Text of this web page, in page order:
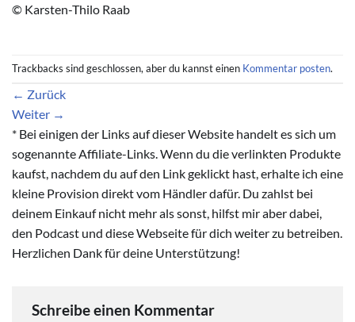
© Karsten-Thilo Raab
Trackbacks sind geschlossen, aber du kannst einen Kommentar posten.
← Zurück
Weiter →
* Bei einigen der Links auf dieser Website handelt es sich um
sogenannte Affiliate-Links. Wenn du die verlinkten Produkte
kaufst, nachdem du auf den Link geklickt hast, erhalte ich eine
kleine Provision direkt vom Händler dafür. Du zahlst bei
deinem Einkauf nicht mehr als sonst, hilfst mir aber dabei,
den Podcast und diese Webseite für dich weiter zu betreiben.
Herzlichen Dank für deine Unterstützung!
Schreibe einen Kommentar